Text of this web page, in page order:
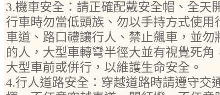
3.機車安全：請正確配戴安全帽、全天
行車時勿當低頭族、勿以手持方式使
車道、路口禮讓行人、禁止飆車，並
的人，大型車轉彎半徑大並有視覺死
大型車前或併行，以維護生命安全。
4.行人道路安全：穿越道路時請遵守交